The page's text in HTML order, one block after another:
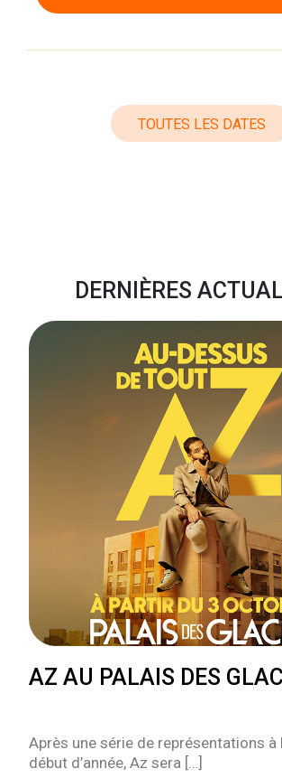
TOUTES LES DATES
DERNIÈRES
AZ AU PALAIS DES
Après une série de représentations à
début d’année, Az sera […]